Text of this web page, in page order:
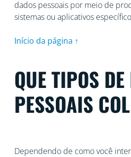
dados pessoais por meio de
sistemas ou aplicativos
Início da página ↑
QUE TIPOS
PESSOAIS
Dependendo de como você